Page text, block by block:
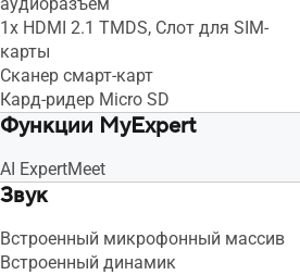
1x HDMI 2.1 TMDS, Слот для SIM-
карты
Сканер смарт-карт
Кард-ридер Micro SD
Функции MyExpert
AI ExpertMeet
Звук
Встроенный микрофонный массив
Встроенный динамик